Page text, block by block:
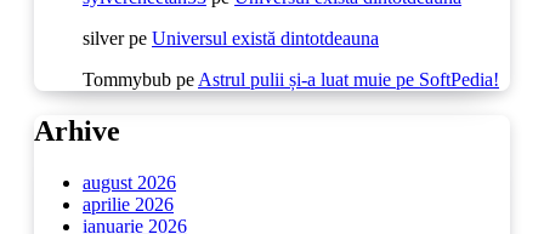
silverpe Universul există dintotdeauna
Tommybub pe Astrul pulii și-a luat muie pe SoftPedia!
Arhive
august 2026
aprilie 2026
ianuarie 2026